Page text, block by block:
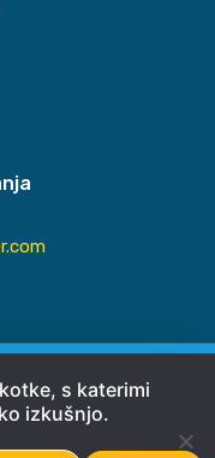
s katerimi
izkušnjo.